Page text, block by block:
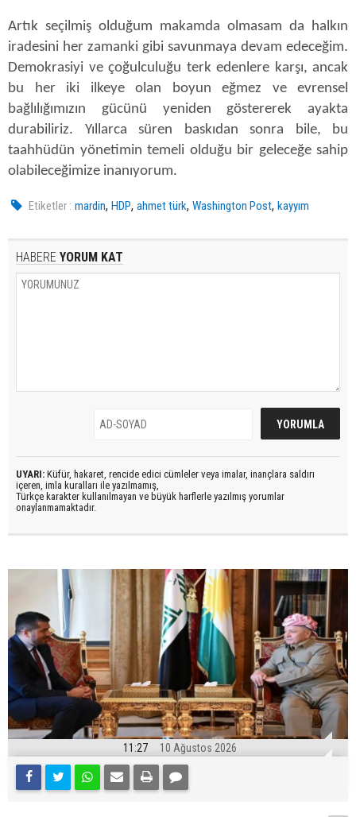
Artık seçilmiş olduğum makamda olmasam da halkın
iradesini her zamanki gibi savunmaya devam edeceğim.
Demokrasiyi ve çoğulculuğu terk edenlere karşı, ancak
bu her iki ilkeye olan boyun eğmez ve evrensel
bağlılığımızın gücünü yeniden göstererek ayakta
durabiliriz. Yıllarca süren baskıdan sonra bile, bu
taahhüdün yönetimin temeli olduğu bir geleceğe sahip
olabileceğimize inanıyorum.
Etiketler : mardin,HDP,ahmet türk,Washington Post,kayyım
HABERE YORUM KAT
UYARI: Küfür, hakaret, rencide edici cümleler veya imalar, inançlara saldırı
içeren, imla kuralları ile yazılmamış,
Türkçe karakter kullanılmayan ve büyük harflerle yazılmış yorumlar
onaylanmamaktadır.
11:27 10 Ağustos 2026